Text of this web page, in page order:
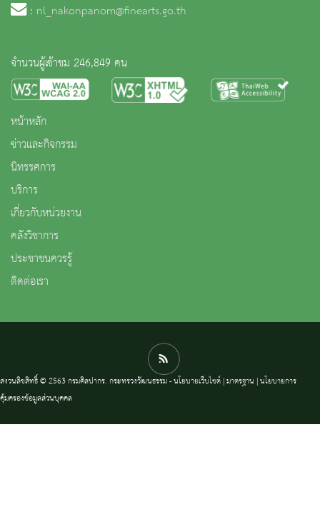
: nl_nakonpanom@finearts.go.th
จำนวนผู้เข้าชม 246,849 คน
หน้าหลัก
ข่าวและกิจกรรม
นิทรรศการ
บริการ
เกี่ยวกับหน่วยงาน
คลังวิชาการ
ประชาชนควรรู้
ติดต่อเรา
สงวนลิขสิทธิ์ © 2563 กรมศิลปากร. กระทรวงวัฒนธรรม -นโยบายเว็บไซต์|มาตรฐาน |นโยบายการ
คุ้มครองข้อมูลส่วนบุคคล